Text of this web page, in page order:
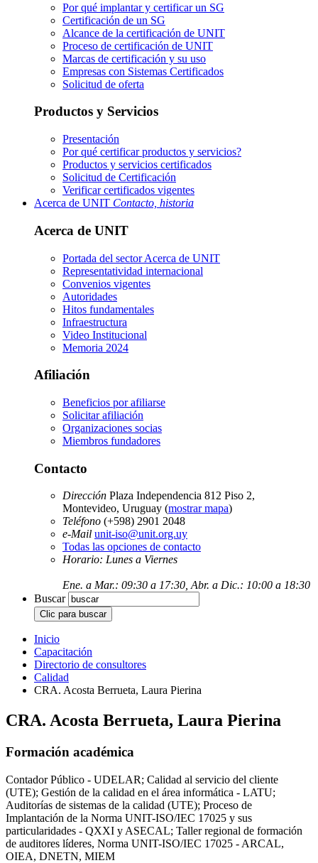
Por qué implantar y certificar un SG
Certificación de un SG
Alcance de la certificación de UNIT
Proceso de certificación de UNIT
Marcas de certificación y su uso
Empresas con Sistemas Certificados
Solicitud de oferta
Productos y Servicios
Presentación
Por qué certificar productos y servicios?
Productos y servicios certificados
Solicitud de Certificación
Verificar certificados vigentes
Acerca de UNIT Contacto, historia
Acerca de UNIT
Portada del sectorAcerca de UNIT
Representatividad internacional
Convenios vigentes
Autoridades
Hitos fundamentales
Infraestructura
Video Institucional
Memoria 2024
Afiliación
Beneficios por afiliarse
Solicitar afiliación
Organizaciones socias
Miembros fundadores
Contacto
Dirección Plaza Independencia 812 Piso 2,
Montevideo, Uruguay (mostrar mapa)
Teléfono (+598) 2901 2048
e-Mail unit-iso@unit.org.uy
Todas las opciones de contacto
Horario: Lunes a Viernes
Ene. a Mar.: 09:30 a 17:30, Abr. a Dic.: 10:00 a 18:30
Buscar
Inicio
Capacitación
Directorio de consultores
Calidad
CRA. Acosta Berrueta, Laura Pierina
CRA. Acosta Berrueta, Laura Pierina
Formación académica
Contador Público - UDELAR; Calidad al servicio del cliente
(UTE); Gestión de la calidad en el área informática - LATU;
Auditorías de sistemas de la calidad (UTE); Proceso de
Implantación de la Norma UNIT-ISO/IEC 17025 y sus
particularidades - QXXI y ASECAL; Taller regional de formación
de auditores líderes, Norma UNIT-ISO/IEC 17025 - ARCAL,
OIEA, DNETN, MIEM